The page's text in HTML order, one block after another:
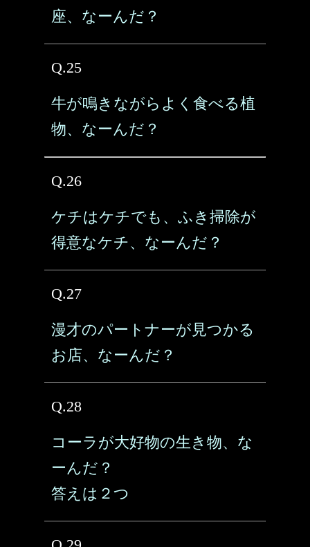
座、なーんだ？
Q.25
牛が鳴きながらよく食べる植
物、なーんだ？
Q.26
ケチはケチでも、ふき掃除が
得意なケチ、なーんだ？
Q.27
漫才のパートナーが見つかる
お店、なーんだ？
Q.28
コーラが大好物の生き物、な
ーんだ？
答えは２つ